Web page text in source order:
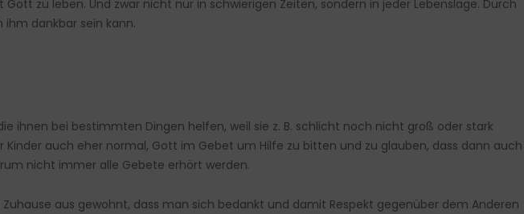
zu leben. Und zwar nicht nur in schwierigen Zeiten, sondern in jeder Lebenslage. Durch
dankbar sein kann.
ihnen bei bestimmten Dingen helfen, weil sie z. B. schlicht noch nicht groß oder stark
auch eher normal, Gott im Gebet um Hilfe zu bitten und zu glauben, dass dann auch
nicht immer alle Gebete erhört werden.
aus gewohnt, dass man sich bedankt und damit Respekt gegenüber dem Anderen